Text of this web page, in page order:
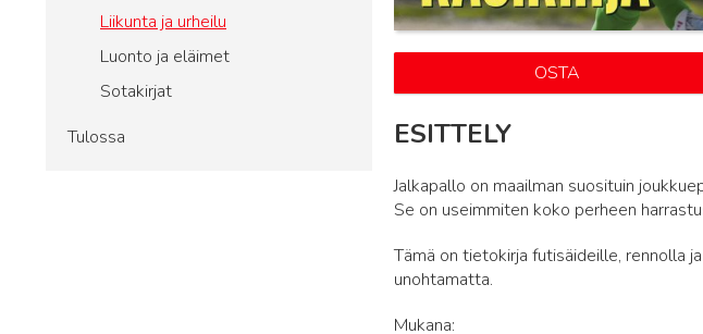
Liikunta ja urheilu
Luonto ja eläimet
Sotakirjat
Tulossa
OSTA
ESITTELY
Jalkapallo on maailman suosituin
Se on useimmiten koko perheen
Tämä on tietokirja futisäideille, rennolla
unohtamatta.
Mukana: